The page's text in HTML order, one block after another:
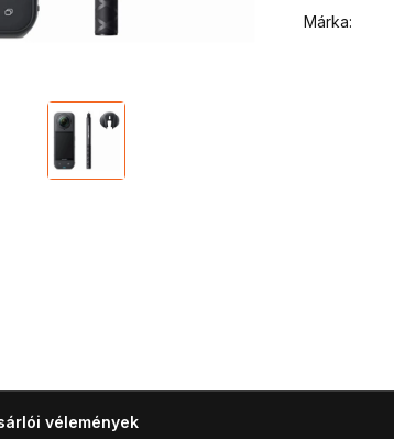
Márka:
vélemények